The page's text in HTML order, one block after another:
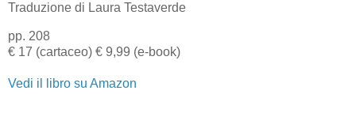
Traduzione di Laura Testaverde
pp. 208
€ 17 (cartaceo) € 9,99 (e-book)
Vedi il libro su Amazon